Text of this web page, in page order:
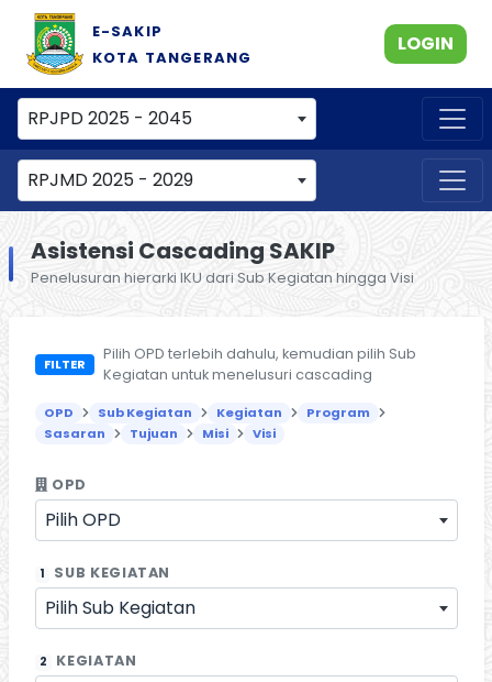
E-SAKIP
KOTA TANGERANG
LOGIN
RPJPD 2025 - 2045
RPJMD 2025 - 2029
Asistensi Cascading SAKIP
Penelusuran hierarki IKU dari Sub Kegiatan hingga Visi
FILTER
Pilih OPD terlebih dahulu, kemudian pilih Sub
Kegiatan untuk menelusuri cascading
OPD Sub Kegiatan Kegiatan
Program
Sasaran
Tujuan Misi Visi
OPD
Pilih OPD
1 SUB KEGIATAN
Pilih Sub Kegiatan
2 KEGIATAN